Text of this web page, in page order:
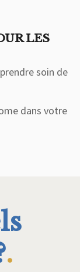
LES
soin de
dans votre
.